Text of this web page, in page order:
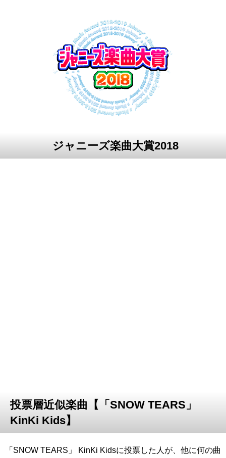
ジャニーズ楽曲大賞2018
投票層近似楽曲【「SNOW TEARS」
KinKi Kids】
「SNOW TEARS」 KinKi Kidsに投票した人が、他に何の曲